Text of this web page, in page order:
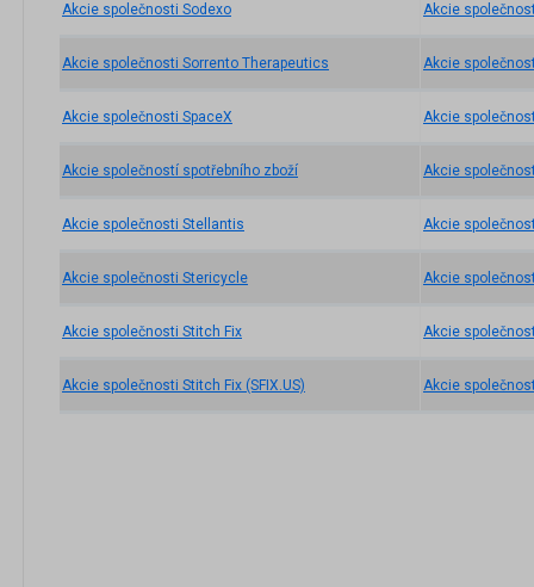
Akcie společnosti Sodexo
Akcie společnosti Sorrento Therapeutics
Akcie společnosti SpaceX
Akcie společností spotřebního zboží
Akcie společnosti Stellantis
Akcie společnosti Stericycle
Akcie společnosti Stitch Fix
Akcie společnosti Stitch Fix (SFIX.US)
Akcie
Akcie
Akcie
Akcie
Akcie
Akcie
Akcie
Akcie